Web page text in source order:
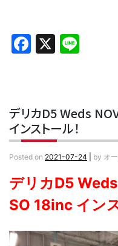
Facebook
X
デリカD5 Weds
インストール！
Posted on 2021-07-24 by オ
デリカD5
SO 18inc イン